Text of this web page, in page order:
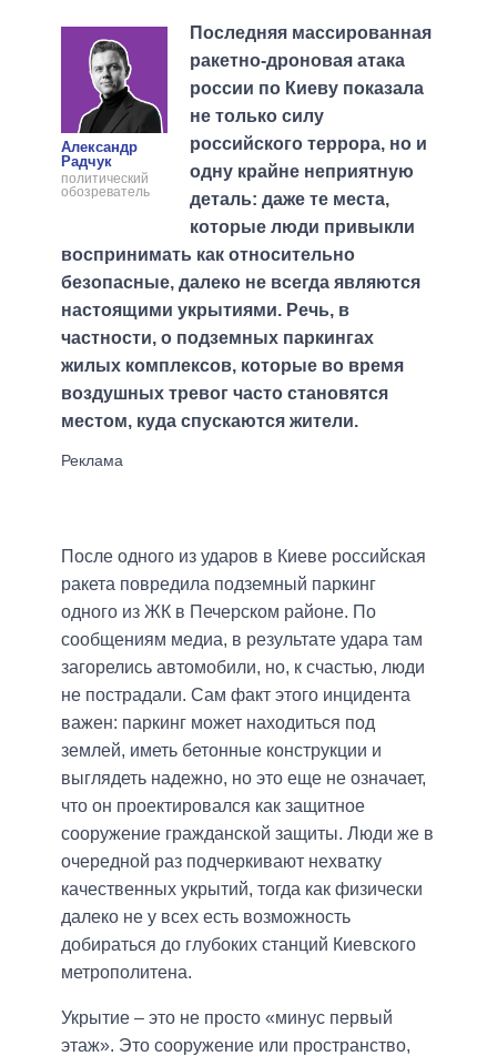
Александр
Радчук
политический
обозреватель
Последняя массированная
ракетно-дроновая атака
россии по Киеву показала
не только силу
российского террора, но и
одну крайне неприятную
деталь: даже те места,
которые люди привыкли
воспринимать как относительно
безопасные, далеко не всегда являются
настоящими укрытиями. Речь, в
частности, о подземных паркингах
жилых комплексов, которые во время
воздушных тревог часто становятся
местом, куда спускаются жители.
После одного из ударов в Киеве российская
ракета повредила подземный паркинг
одного из ЖК в Печерском районе. По
сообщениям медиа, в результате удара там
загорелись автомобили, но, к счастью, люди
не пострадали. Сам факт этого инцидента
важен: паркинг может находиться под
землей, иметь бетонные конструкции и
выглядеть надежно, но это еще не означает,
что он проектировался как защитное
сооружение гражданской защиты. Люди же в
очередной раз подчеркивают нехватку
качественных укрытий, тогда как физически
далеко не у всех есть возможность
добираться до глубоких станций Киевского
метрополитена.
Укрытие – это не просто «минус первый
этаж». Это сооружение или пространство,